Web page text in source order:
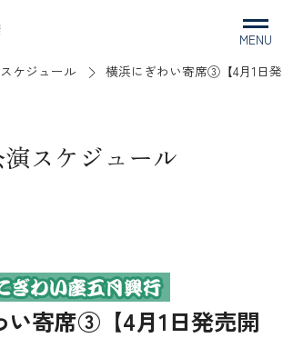
MENU
ケジュール 横浜にぎわい寄席③【4月1日
スケジュール
い寄席③【4月1日発売開